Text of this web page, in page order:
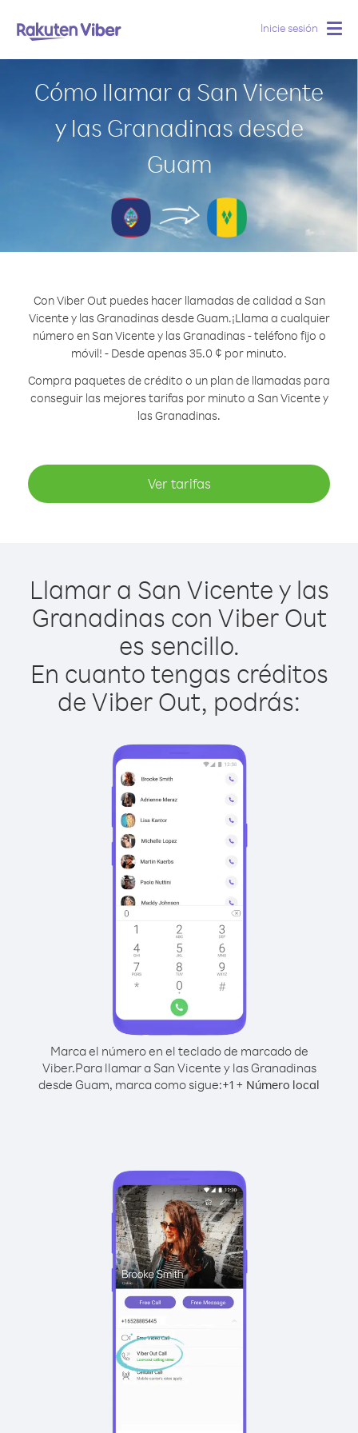
Inicie sesión
Cómo llamar a San Vicente
y las Granadinas desde
Guam
Con Viber Out puedes hacer llamadas de calidad a San
Vicente y las Granadinas desde Guam.¡Llama a cualquier
número en San Vicente y las Granadinas - teléfono fijo o
móvil! - Desde apenas 35.0 ¢ por minuto.
Compra paquetes de crédito o un plan de llamadas para
conseguir las mejores tarifas por minuto a San Vicente y
las Granadinas.
Ver tarifas
Llamar a San Vicente y las
Granadinas con Viber Out
es sencillo.
En cuanto tengas créditos
de Viber Out, podrás:
Marca el número en el teclado de marcado de
Viber.Para llamar a San Vicente y las Granadinas
desde Guam, marca como sigue:+1 + Número local